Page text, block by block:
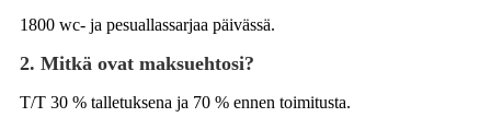
1800 wc- ja pesuallassarjaa päivässä.
2. Mitkä ovat maksuehtosi?
T/T 30 % talletuksena ja 70 % ennen toimitusta.